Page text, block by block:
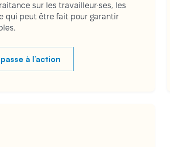
sur les travailleur·ses, les
qui peut être fait pour garantir
à l’action